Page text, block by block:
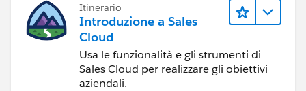
Itinerario
Introduzione a Sales
Cloud
Usa le funzionalità e gli strumenti di
Sales Cloud per realizzare gli obiettivi
aziendali.